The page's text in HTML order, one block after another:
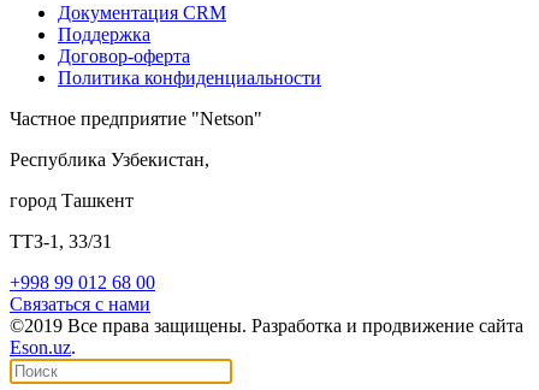
Документация CRM
Поддержка
Договор-оферта
Политика конфиденциальности
Частное предприятие "Netson"
Республика Узбекистан,
город Ташкент
ТТЗ-1, 33/31
+998 99 012 68 00
Связаться с нами
©2019 Все права защищены. Разработка и продвижение сайта
Eson.uz.